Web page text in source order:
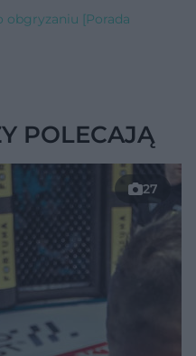
obgryzaniu [Porada
POLECAJĄ
27